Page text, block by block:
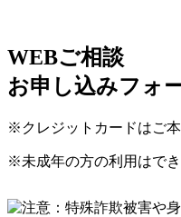
WEBご相談
お申し込みフォ
※クレジットカードはご
※未成年の方の利用はで